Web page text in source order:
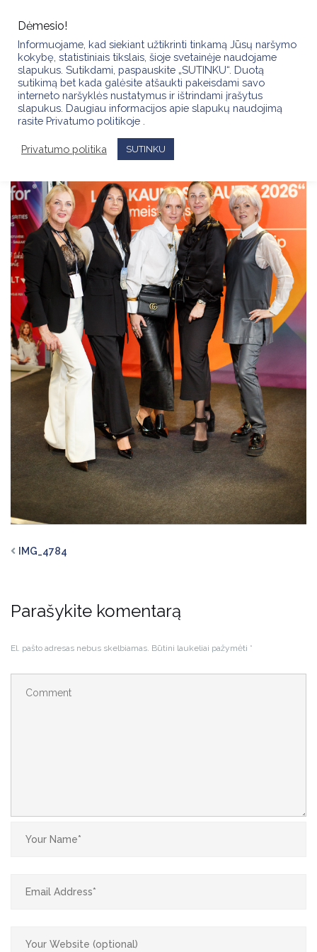
content
IMG_4784
Parašykite komentarą
El. pašto adresas nebus skelbiamas. Būtini laukeliai pažymėti *
Dėmesio!
Informuojame, kad siekiant užtikrinti tinkamą Jūsų naršymo
kokybę, statistiniais tikslais, šioje svetainėje naudojame
slapukus. Sutikdami, paspauskite „SUTINKU“. Duotą
sutikimą bet kada galėsite atšaukti pakeisdami savo
interneto naršyklės nustatymus ir ištrindami įrašytus
slapukus. Daugiau informacijos apie slapukų naudojimą
rasite Privatumo politikoje .
Privatumo politika SUTINKU